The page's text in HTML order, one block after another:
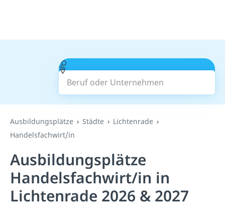
Beruf oder Unternehmen
Suchen
Ausbildungsplätze Städte
Lichtenrade
Handelsfachwirt/in
Ausbildungsplätze
Handelsfachwirt/in in
Lichtenrade 2026 & 2027